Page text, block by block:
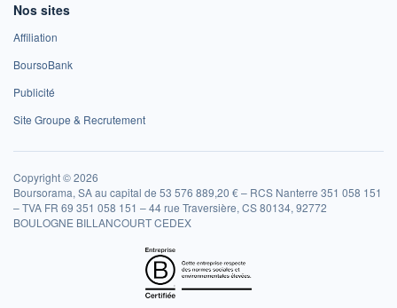
Nos sites
Affiliation
BoursoBank
Publicité
Site Groupe & Recrutement
Copyright © 2026
Boursorama, SA au capital de 53 576 889,20 € – RCS Nanterre 351 058 151
– TVA FR 69 351 058 151 – 44 rue Traversière, CS 80134, 92772
BOULOGNE BILLANCOURT CEDEX